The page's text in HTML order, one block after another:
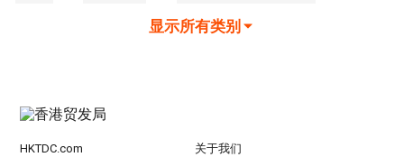
显示所有类别
HKTDC.com 关于我们